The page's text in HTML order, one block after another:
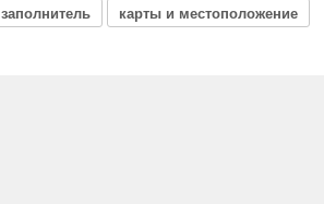
заполнитель карты и местоположение